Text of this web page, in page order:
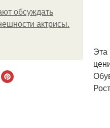
обсуждать
актрисы.
Эта